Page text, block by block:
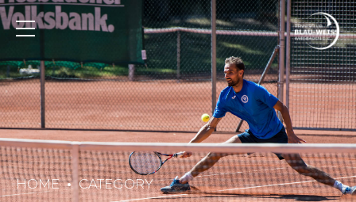
HOME CATEGORY